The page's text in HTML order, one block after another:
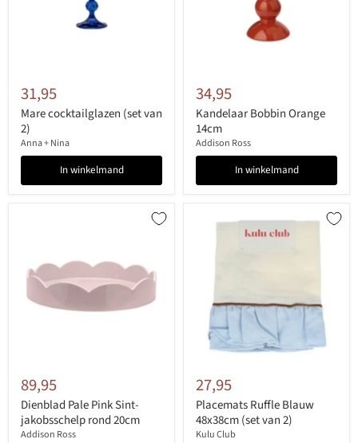
31,95
Mare cocktailglazen (set van
2)
Anna + Nina
In winkelmand
34,95
Kandelaar Bobbin Orange
14cm
Addison Ross
In winkelmand
89,95
Dienblad Pale Pink Sint-
jakobsschelp rond 20cm
Addison Ross
27,95
Placemats Ruffle Blauw
48x38cm (set van 2)
Kulu Club